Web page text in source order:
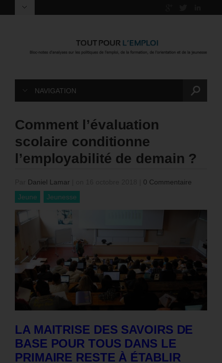
NAVIGATION
Comment l’évaluation
scolaire conditionne
l’employabilité de demain ?
Daniel Lamar
0 Commentaire
Jeune
Jeunesse
LA MAITRISE DES SAVOIRS DE
BASE POUR TOUS DANS LE
PRIMAIRE RESTE À ÉTABLIR